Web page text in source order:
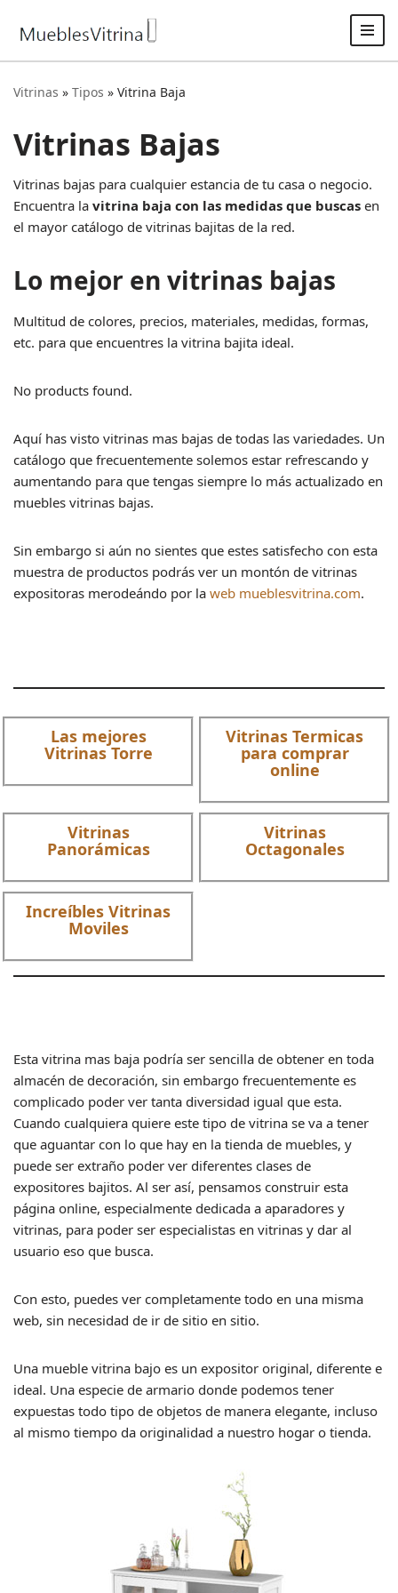
contenido
Vitrinas » Tipos » Vitrina Baja
Vitrinas Bajas
Vitrinas bajas para cualquier estancia de tu casa o negocio.
Encuentra la vitrina baja con las medidas que buscas en
el mayor catálogo de vitrinas bajitas de la red.
Lo mejor en vitrinas bajas
Multitud de colores, precios, materiales, medidas, formas,
etc. para que encuentres la vitrina bajita ideal.
No products found.
Aquí has visto vitrinas mas bajas de todas las variedades. Un
catálogo que frecuentemente solemos estar refrescando y
aumentando para que tengas siempre lo más actualizado en
muebles vitrinas bajas.
Sin embargo si aún no sientes que estes satisfecho con esta
muestra de productos podrás ver un montón de vitrinas
expositoras merodeándo por la web mueblesvitrina.com.
Las mejores
Vitrinas Torre
Vitrinas Termicas
para comprar
online
Vitrinas
Panorámicas
Vitrinas
Octagonales
Increíbles Vitrinas
Moviles
Esta vitrina mas baja podría ser sencilla de obtener en toda
almacén de decoración, sin embargo frecuentemente es
complicado poder ver tanta diversidad igual que esta.
Cuando cualquiera quiere este tipo de vitrina se va a tener
que aguantar con lo que hay en la tienda de muebles, y
puede ser extraño poder ver diferentes clases de
expositores bajitos. Al ser así, pensamos construir esta
página online, especialmente dedicada a aparadores y
vitrinas, para poder ser especialistas en vitrinas y dar al
usuario eso que busca.
Con esto, puedes ver completamente todo en una misma
web, sin necesidad de ir de sitio en sitio.
Una mueble vitrina bajo es un expositor original, diferente e
ideal. Una especie de armario donde podemos tener
expuestas todo tipo de objetos de manera elegante, incluso
al mismo tiempo da originalidad a nuestro hogar o tienda.